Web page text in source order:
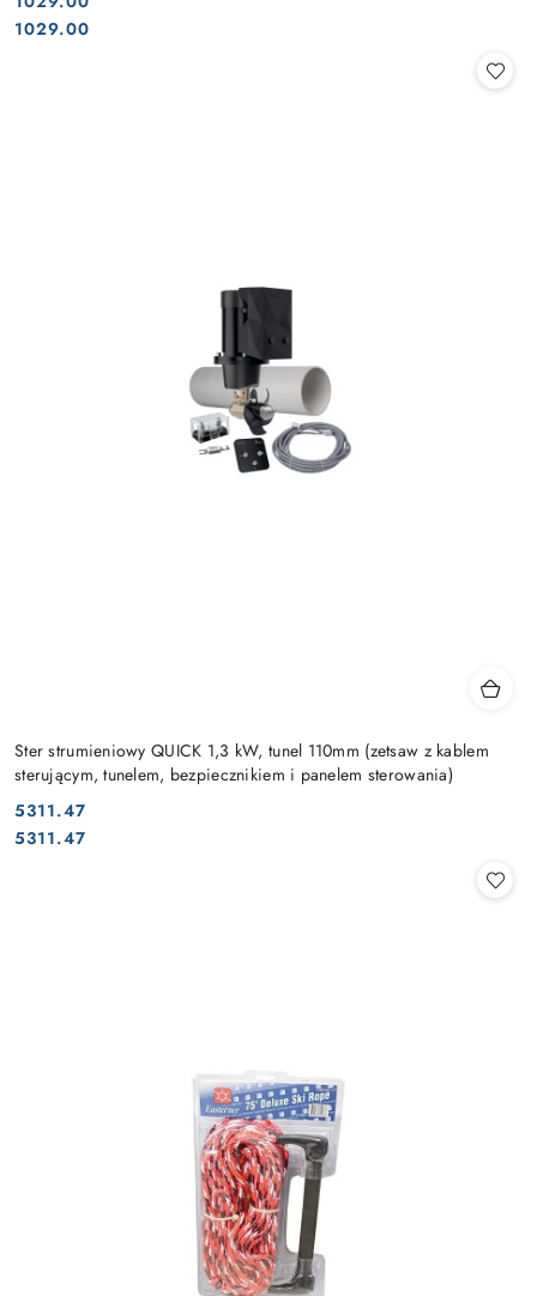
Cena:
Cena:
1029.00
Ster strumieniowy QUICK 1,3 kW, tunel 110mm (zetsaw z kablem
sterującym, tunelem, bezpiecznikiem i panelem sterowania)
Cena:
5311.47
Cena:
5311.47